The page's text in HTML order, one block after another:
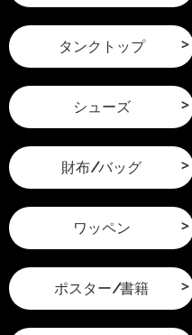
タンクトップ
シューズ
財布/バッグ
ワッペン
ポスター/書籍